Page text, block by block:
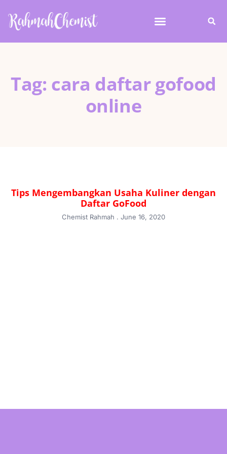
Tag: cara daftar gofood
online
Tips Mengembangkan Usaha Kuliner dengan
Daftar GoFood
Chemist Rahmah June 16, 2020